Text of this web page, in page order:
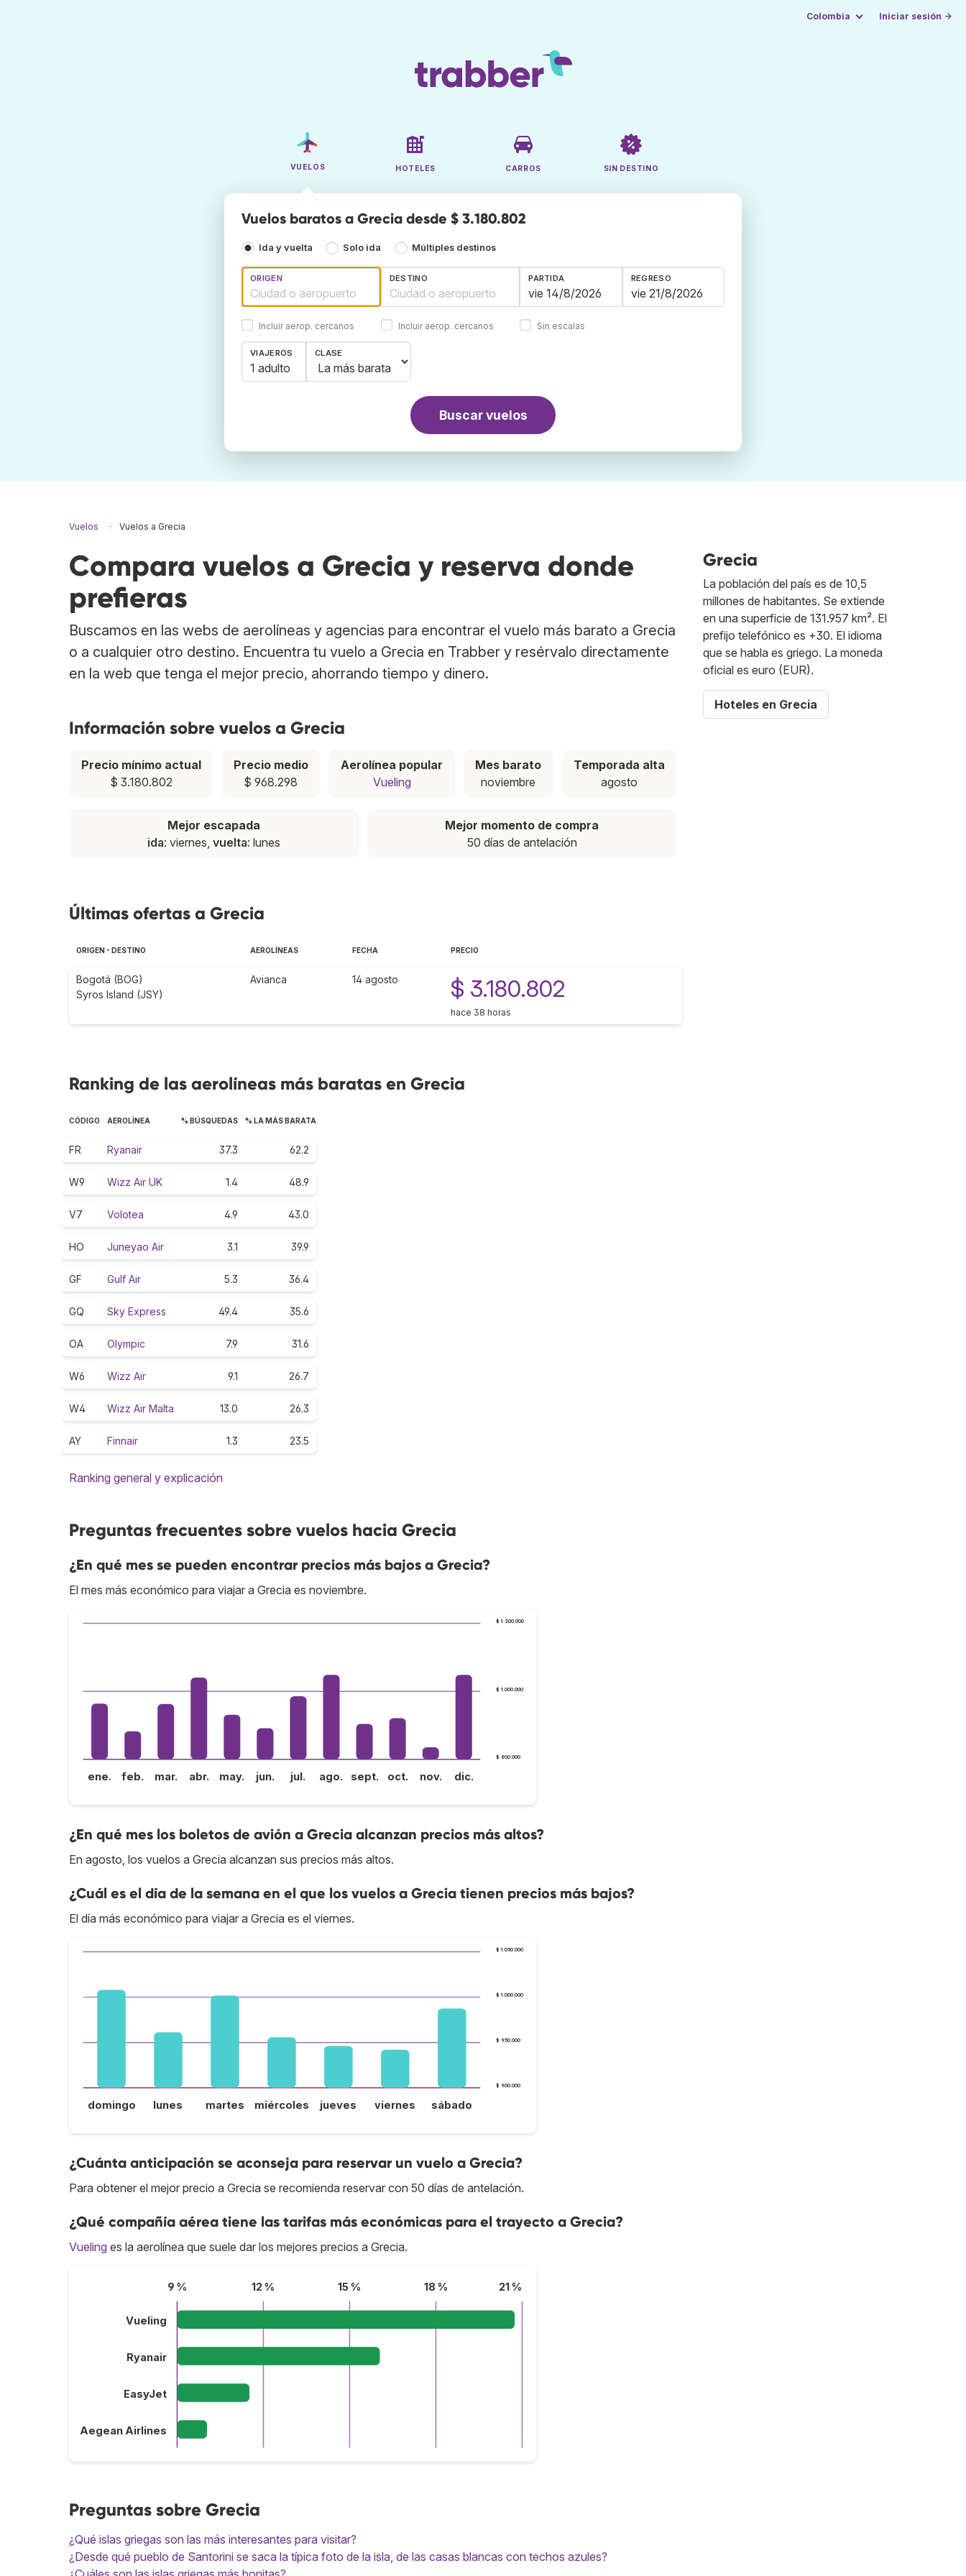
Colombia Iniciar sesión →
VUELOS HOTELES CARROS SIN DESTINO
Vuelos baratos a Grecia desde $ 3.180.802
Ida y vuelta Solo ida Múltiples destinos
ORIGEN
Incluir aerop. cercanos
DESTINO
Incluir aerop. cercanos
PARTIDA REGRESO
Sin escalas
VIAJEROS
1 adulto
CLASE
Buscar vuelos
Vuelos Vuelos a Grecia
Compara vuelos a Grecia y reserva donde
prefieras
Buscamos en las webs de aerolíneas y agencias para encontrar el vuelo más barato a Grecia
o a cualquier otro destino. Encuentra tu vuelo a Grecia en Trabber y resérvalo directamente
en la web que tenga el mejor precio, ahorrando tiempo y dinero.
Información sobre vuelos a Grecia
Precio mínimo actual
$ 3.180.802
Precio medio
$ 968.298
Aerolínea popular
Vueling
Mes barato
noviembre
Temporada alta
agosto
Mejor escapada
ida: viernes, vuelta: lunes
Mejor momento de compra
50 días de antelación
Últimas ofertas a Grecia
ORIGEN - DESTINO AEROLÍNEAS FECHA PRECIO
Bogotá (BOG)
Syros Island (JSY)
Avianca 14 agosto $ 3.180.802
hace 38 horas
Ranking de las aerolíneas más baratas en Grecia
CÓDIGO AEROLÍNEA % BÚSQUEDAS % LA MÁS BARATA
FR Ryanair 37.3 62.2
W9 Wizz Air UK 1.4 48.9
V7 Volotea 4.9 43.0
HO Juneyao Air 3.1 39.9
GF Gulf Air 5.3 36.4
GQ Sky Express 49.4 35.6
OA Olympic 7.9 31.6
W6 Wizz Air 9.1 26.7
W4 Wizz Air Malta 13.0 26.3
AY Finnair 1.3 23.5
Ranking general y explicación
Preguntas frecuentes sobre vuelos hacia Grecia
¿En qué mes se pueden encontrar precios más bajos a Grecia?
El mes más económico para viajar a Grecia es noviembre.
$ 800.000
$ 1.000.000
$ 1.200.000
ene. feb. mar. abr. may. jun. jul. ago. sept. oct. nov. dic.
¿En qué mes los boletos de avión a Grecia alcanzan precios más altos?
En agosto, los vuelos a Grecia alcanzan sus precios más altos.
¿Cuál es el día de la semana en el que los vuelos a Grecia tienen precios más bajos?
El día más económico para viajar a Grecia es el viernes.
$ 900.000
$ 950.000
$ 1.000.000
$ 1.050.000
domingo lunes martes miércoles jueves viernes sábado
¿Cuánta anticipación se aconseja para reservar un vuelo a Grecia?
Para obtener el mejor precio a Grecia se recomienda reservar con 50 días de antelación.
¿Qué compañía aérea tiene las tarifas más económicas para el trayecto a Grecia?
Vueling es la aerolínea que suele dar los mejores precios a Grecia.
9 % 12 % 15 % 18 % 21 %
Vueling
Ryanair
EasyJet
Aegean Airlines
Preguntas sobre Grecia
¿Qué islas griegas son las más interesantes para visitar?
¿Desde qué pueblo de Santorini se saca la típica foto de la isla, de las casas blancas con techos azules?
Grecia
La población del país es de 10,5
millones de habitantes. Se extiende
en una superficie de 131.957 km². El
prefijo telefónico es +30. El idioma
que se habla es griego. La moneda
oficial es euro (EUR).
Hoteles en Grecia